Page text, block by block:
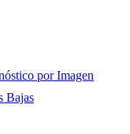
por Imagen
Bajas